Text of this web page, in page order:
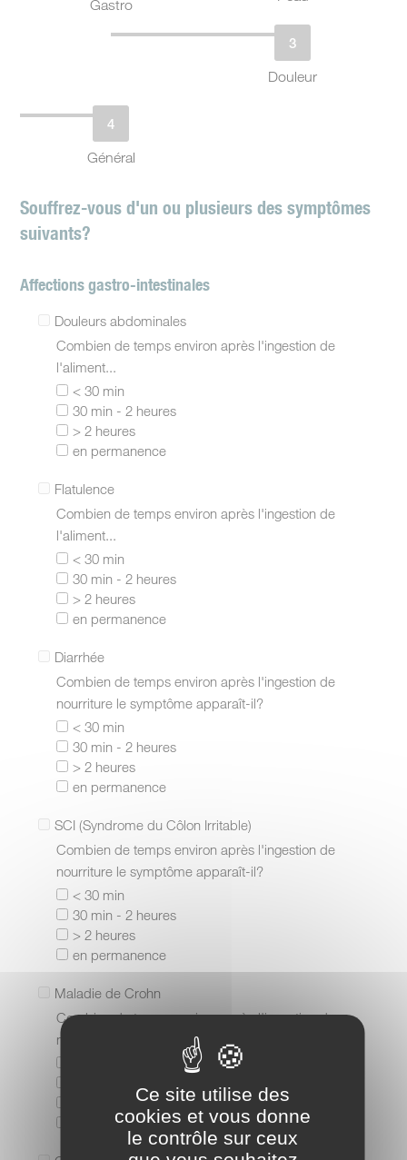
Gastro
Douleur
Général
Souffrez-vous d'un ou plusieurs des symptômes
suivants?
Affections gastro-intestinales
Douleurs abdominales
Combien de temps environ après l'ingestion de
l'aliment...
< 30 min
30 min - 2 heures
> 2 heures
en permanence
Flatulence
Combien de temps environ après l'ingestion de
l'aliment...
< 30 min
30 min - 2 heures
> 2 heures
en permanence
Diarrhée
Combien de temps environ après l'ingestion de
nourriture le symptôme apparaît-il?
< 30 min
30 min - 2 heures
> 2 heures
en permanence
SCI (Syndrome du Côlon Irritable)
Combien de temps environ après l'ingestion de
nourriture le symptôme apparaît-il?
< 30 min
30 min - 2 heures
> 2 heures
en permanence
Maladie de Crohn
Combien de temps environ après l'ingestion de
nourriture le symptôme apparaît-il?
en permanence
Ce site utilise des
cookies et vous donne
le contrôle sur ceux